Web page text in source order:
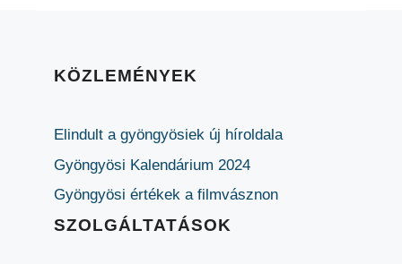
KÖZLEMÉNYEK
Elindult a gyöngyösiek új híroldala
Gyöngyösi Kalendárium 2024
Gyöngyösi értékek a filmvásznon
SZOLGÁLTATÁSOK